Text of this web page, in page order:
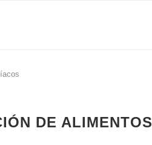
DE ALIMENTOS